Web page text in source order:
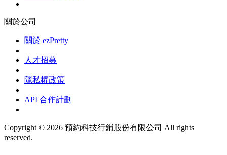
關於公司
關於 ezPretty
人才招募
隱私權政策
API 合作計劃
Copyright © 2026 預約科技行銷股份有限公司 All rights
reserved.